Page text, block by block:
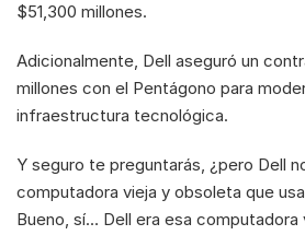
$51,300 millones.
Adicionalmente, Dell aseguró un
millones con el Pentágono para
infraestructura tecnológica.
Y seguro te preguntarás, ¿pero Dell
computadora vieja y obsoleta que
Bueno, sí… Dell era esa computadora